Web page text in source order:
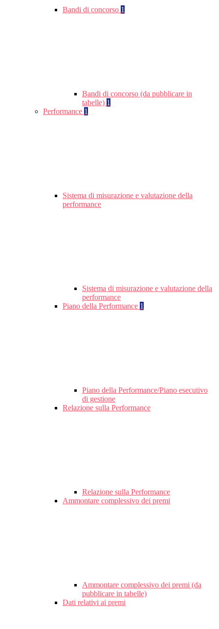
Bandi di concorso 1
Bandi di concorso (da pubblicare in
tabelle) 1
Performance 1
Sistema di misurazione e valutazione della
performance
Sistema di misurazione e valutazione della
performance
Piano della Performance 1
Piano della Performance/Piano esecutivo
di gestione
Relazione sulla Performance
Relazione sulla Performance
Ammontare complessivo dei premi
Ammontare complessivo dei premi (da
pubblicare in tabelle)
Dati relativi ai premi